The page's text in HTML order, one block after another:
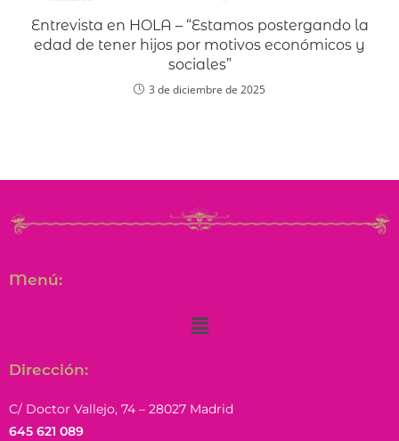
Entrevista en HOLA – “Estamos postergando la
edad de tener hijos por motivos económicos y
sociales”
3 de diciembre de 2025
Menú:
Dirección:
C/ Doctor Vallejo, 74 – 28027 Madrid
645 621 089